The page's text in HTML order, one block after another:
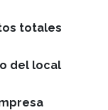
totales
del local